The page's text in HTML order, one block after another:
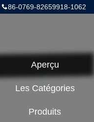
86-0769-82659918-1062
Aperçu
Les Catégories
Produits